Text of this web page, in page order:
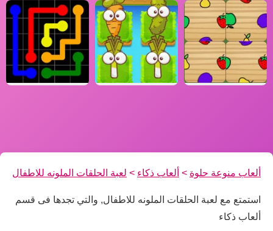
ألعاب منوعة حلوة > ألعاب ذكاء > لعبة الحلقات الملونه للاطفال
استمتع مع لعبة الحلقات الملونه للاطفال, والتي تجدها فى قسم
ألعاب ذكاء